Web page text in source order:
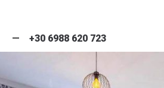
+30 6988 620 723